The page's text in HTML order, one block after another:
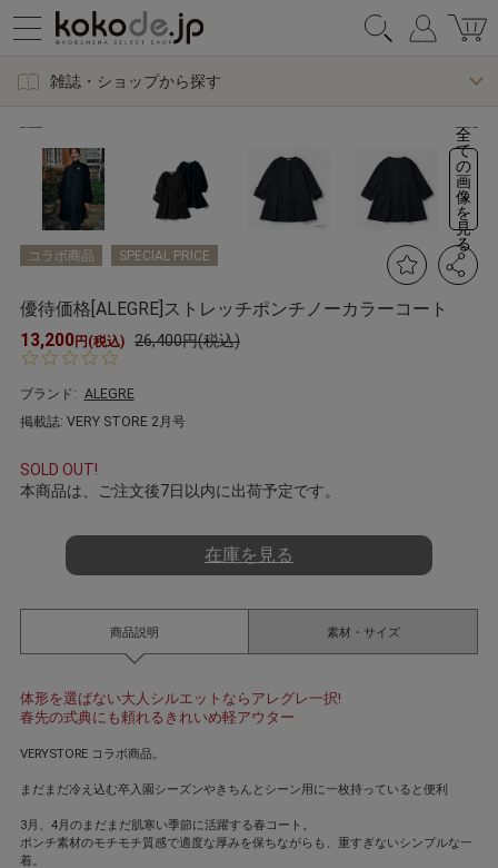
雑誌・ショップから探す
全
て
の
画
像
を
見
る
コラボ商品 SPECIAL PRICE
優待価格[ALEGRE]ストレッチポンチノーカラーコート
13,200円(税込) 26,400円(税込)
0.
s
t
a
a
ブランド: ALEGRE
掲載誌: VERY STORE 2月号
SOLD OUT!
本商品は、ご注文後7日以内に出荷予定です。
在庫を見る
商品説明
体形を選ばない大人シルエットならアレグレ一択!
春先の式典にも頼れるきれいめ軽アウター
VERYSTORE コラボ商品。
まだまだ冷え込む卒入園シーズンやきちんとシーン用に一枚持っていると便利
3月、4月のまだまだ肌寒い季節に活躍する春コート。
ポンチ素材のモチモチ質感で適度な厚みを保ちながらも、重すぎないシンプルな一
着。
素材・サイズ